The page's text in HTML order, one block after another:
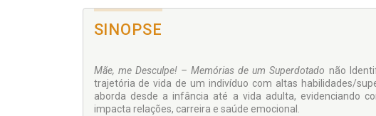
SINOPSE
Mãe, me Desculpe! – Memórias de um Superdotado não
trajetória de vida de um indivíduo com altas habilidades/
aborda desde a infância até a vida adulta, evidenciando
impacta relações, carreira e saúde emocional.